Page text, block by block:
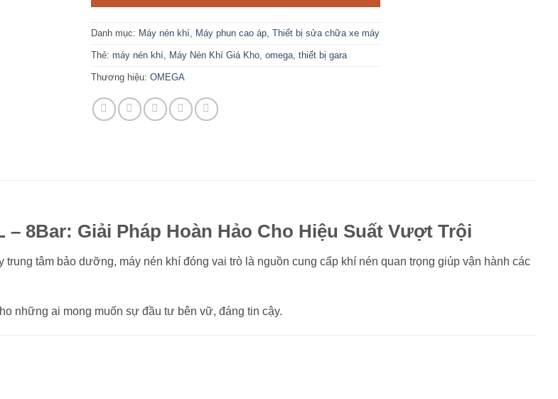
Danh mục: Máy nén khí Máy phun cao áp Thiết bị sửa chữa xe máy
Thẻ: máy nén khí Máy Nén Khí Giá Kho omega thiết bị gara
Thương hiệu: OMEGA
– 8Bar: Giải Pháp Hoàn Hảo Cho Hiệu Suất Vượt Trội
tâm bảo dưỡng, máy nén khí đóng vai trò là nguồn cung cấp khí nén quan trọng giúp vận hành các
những ai mong muốn sự đầu tư bên vữ, đáng tin cậy.